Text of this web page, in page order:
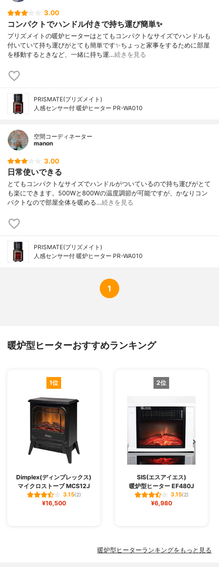
3.00
コンパクトでハンドル付きで持ち運び簡単✨
プリズメイトの暖炉ヒーターはとてもコンパクトなサイズでハンドルも
付いていて持ち運びがとても簡単です✨ちょっと家事をするために部屋
を移動するときなど、一緒に持ち運…続きを見る
PRISMATE(プリズメイト)
人感センサー付 暖炉ヒーター PR-WA010
空間コーディネーター
manon
3.00
日常使いできる
とてもコンパクトなサイズでハンドルがついているので持ち運びがとて
も楽にできます。500Wと800Wの温度調節が可能ですが、かなりコン
パクトなので部屋全体を暖める…続きを見る
PRISMATE(プリズメイト)
人感センサー付 暖炉ヒーター PR-WA010
1
暖炉型ヒーターおすすめランキング
1位
Dimplex(ディンプレックス)
マイクロストーブ MCS12J
3.15(2)
¥16,500
2位
SIS(エスアイエス)
暖炉型ヒーター EF480J
3.15(2)
¥6,980
暖炉型ヒーターランキングをもっと見る